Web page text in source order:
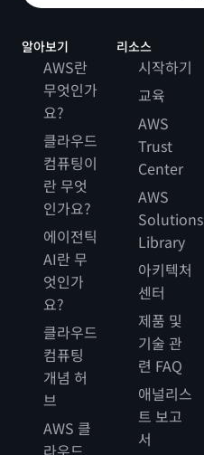
알아보기
AWS란
무엇인가
요?
클라우드
컴퓨팅이
란 무엇
인가요?
에이전틱
AI란 무
엇인가
요?
클라우드
컴퓨팅
개념 허
브
AWS 클
라우드
리소스
시작하기
교육
AWS
Trust
Center
AWS
Solutions
Library
아키텍처
센터
제품 및
기술 관
련 FAQ
애널리스
트 보고
서